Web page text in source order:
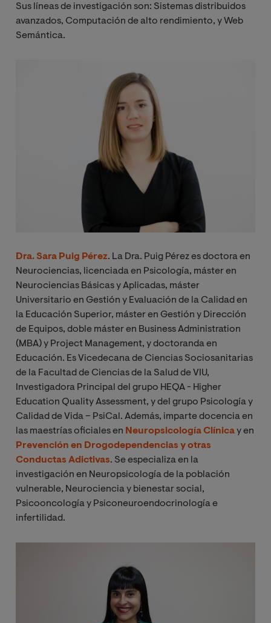
Sus líneas de investigación son: Sistemas distribuidos
avanzados, Computación de alto rendimiento, y Web
Semántica.
Dra. Sara Puig Pérez. La Dra. Puig Pérez es doctora en
Neurociencias, licenciada en Psicología, máster en
Neurociencias Básicas y Aplicadas, máster
Universitario en Gestión y Evaluación de la Calidad en
la Educación Superior, máster en Gestión y Dirección
de Equipos, doble máster en Business Administration
(MBA) y Project Management, y doctoranda en
Educación. Es Vicedecana de Ciencias Sociosanitarias
de la Facultad de Ciencias de la Salud de VIU,
Investigadora Principal del grupo HEQA - Higher
Education Quality Assessment, y del grupo Psicología y
Calidad de Vida – PsiCal. Además, imparte docencia en
las maestrías oficiales en Neuropsicología Clínicay en
Prevención en Drogodependencias y otras
Conductas Adictivas. Se especializa en la
investigación en Neuropsicología de la población
vulnerable, Neurociencia y bienestar social,
Psicooncología y Psiconeuroendocrinología e
infertilidad.